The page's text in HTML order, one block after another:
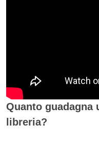
Quanto guadagna
libreria?